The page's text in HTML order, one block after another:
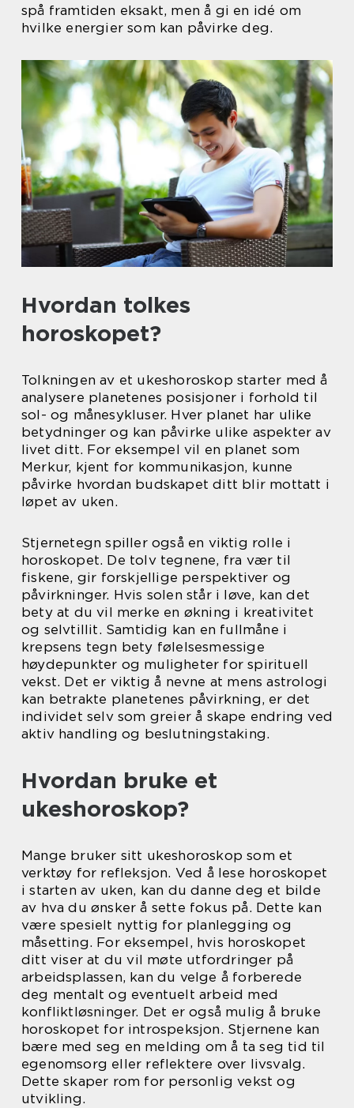
spå framtiden eksakt, men å gi en idé om
hvilke energier som kan påvirke deg.
Hvordan tolkes
horoskopet?
Tolkningen av et ukeshoroskop starter med å
analysere planetenes posisjoner i forhold til
sol- og månesykluser. Hver planet har ulike
betydninger og kan påvirke ulike aspekter av
livet ditt. For eksempel vil en planet som
Merkur, kjent for kommunikasjon, kunne
påvirke hvordan budskapet ditt blir mottatt i
løpet av uken.
Stjernetegn spiller også en viktig rolle i
horoskopet. De tolv tegnene, fra vær til
fiskene, gir forskjellige perspektiver og
påvirkninger. Hvis solen står i løve, kan det
bety at du vil merke en økning i kreativitet
og selvtillit. Samtidig kan en fullmåne i
krepsens tegn bety følelsesmessige
høydepunkter og muligheter for spirituell
vekst. Det er viktig å nevne at mens astrologi
kan betrakte planetenes påvirkning, er det
individet selv som greier å skape endring ved
aktiv handling og beslutningstaking.
Hvordan bruke et
ukeshoroskop?
Mange bruker sitt ukeshoroskop som et
verktøy for refleksjon. Ved å lese horoskopet
i starten av uken, kan du danne deg et bilde
av hva du ønsker å sette fokus på. Dette kan
være spesielt nyttig for planlegging og
måsetting. For eksempel, hvis horoskopet
ditt viser at du vil møte utfordringer på
arbeidsplassen, kan du velge å forberede
deg mentalt og eventuelt arbeid med
konfliktløsninger. Det er også mulig å bruke
horoskopet for introspeksjon. Stjernene kan
bære med seg en melding om å ta seg tid til
egenomsorg eller reflektere over livsvalg.
Dette skaper rom for personlig vekst og
utvikling.